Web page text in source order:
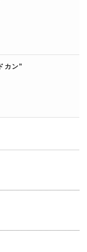
カン”